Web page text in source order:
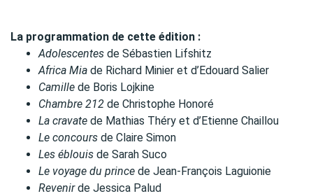
La programmation de cette édition :
Adolescentes de Sébastien Lifshitz
Africa Mia de Richard Minier et d’Edouard Salier
Camille de Boris Lojkine
Chambre 212 de Christophe Honoré
La cravate de Mathias Théry et d’Etienne Chaillou
Le concours de Claire Simon
Les éblouis de Sarah Suco
Le voyage du prince de Jean-François Laguionie
Revenirde Jessica Palud